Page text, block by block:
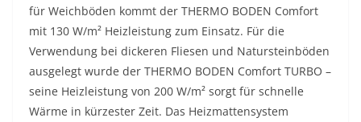
für Weichböden kommt der THERMO BODEN Comfort
mit 130 W/m² Heizleistung zum Einsatz. Für die
Verwendung bei dickeren Fliesen und Natursteinböden
ausgelegt wurde der THERMO BODEN Comfort TURBO –
seine Heizleistung von 200 W/m² sorgt für schnelle
Wärme in kürzester Zeit. Das Heizmattensystem